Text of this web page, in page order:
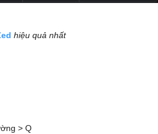
hiệu quả nhất
> Q